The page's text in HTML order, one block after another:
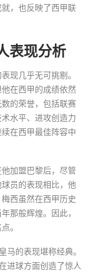
，也反映了西甲联
表现分析
现几乎无可挑剔。
在西甲的成绩依然
的荣誉，包括联赛
水平、进攻创造力
在西甲最佳阵容中
加盟巴黎后，尽管
员的表现相比，他
西虽然在西甲历史
那般辉煌。因此，
。
马的表现堪称经典。
进球方面创造了惊人